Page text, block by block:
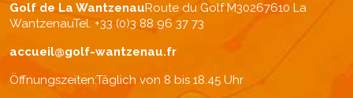
Golf de La WantzenauRoute du Golf M30267610 La
WantzenauTel. +33 (0)3 88 96 37 73
accueil@golf-wantzenau.fr
Öffnungszeiten:Täglich von 8 bis 18.45 Uhr